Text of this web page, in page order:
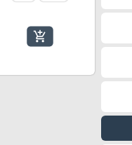
add_shopping_cart